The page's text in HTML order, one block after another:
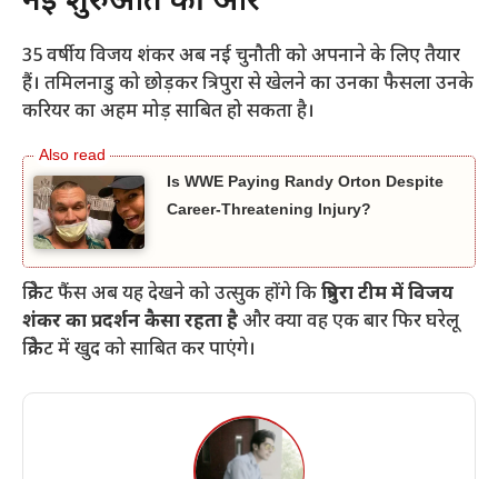
35 वर्षीय विजय शंकर अब नई चुनौती को अपनाने के लिए तैयार
हैं। तमिलनाडु को छोड़कर त्रिपुरा से खेलने का उनका फैसला उनके
करियर का अहम मोड़ साबित हो सकता है।
Is WWE Paying Randy Orton Despite
Career-Threatening Injury?
क्रिकेट फैंस अब यह देखने को उत्सुक होंगे कित्रिपुरा टीम में विजय
शंकर का प्रदर्शन कैसा रहता हैऔर क्या वह एक बार फिर घरेलू
क्रिकेट में खुद को साबित कर पाएंगे।